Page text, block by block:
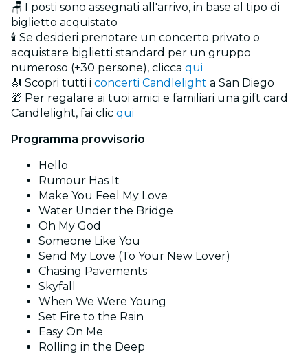
🪑 I posti sono assegnati all'arrivo, in base al tipo di
biglietto acquistato
🕯️ Se desideri prenotare un concerto privato o
acquistare biglietti standard per un gruppo
numeroso (+30 persone), clicca qui
🎻 Scopri tutti i concerti Candlelight a San Diego
🎁 Per regalare ai tuoi amici e familiari una gift card
Candlelight, fai clic qui
Programma provvisorio
Hello
Rumour Has It
Make You Feel My Love
Water Under the Bridge
Oh My God
Someone Like You
Send My Love (To Your New Lover)
Chasing Pavements
Skyfall
When We Were Young
Set Fire to the Rain
Easy On Me
Rolling in the Deep